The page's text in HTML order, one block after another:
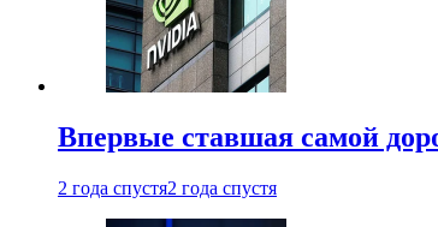
Впервые ставшая самой
2 года спустя2 года спустя